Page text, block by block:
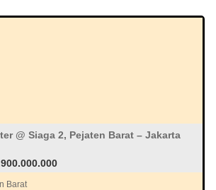
@ Siaga 2, Pejaten Barat – Jakarta
Barat